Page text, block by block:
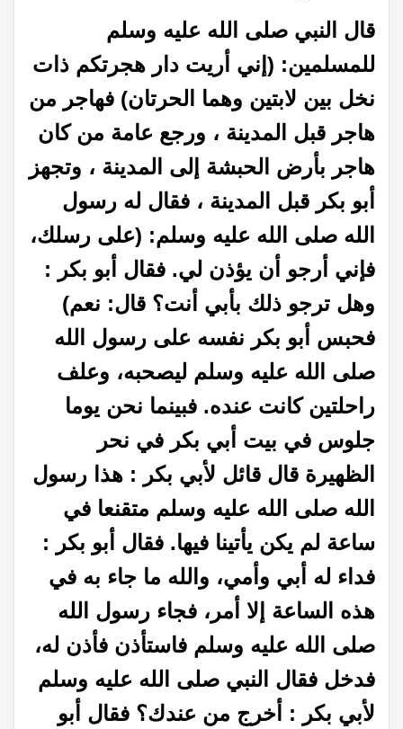
قال النبي صلى الله عليه وسلم
للمسلمين: (إني أريت دار هجرتكم ذات
نخل بين لابتين وهما الحرتان) فهاجر من
هاجر قبل المدينة ، ورجع عامة من كان
هاجر بأرض الحبشة إلى المدينة ، وتجهز
أبو بكر قبل المدينة ، فقال له رسول
الله صلى الله عليه وسلم: (على رسلك،
فإني أرجو أن يؤذن لي. فقال أبو بكر :
وهل ترجو ذلك بأبي أنت؟ قال: نعم)
فحبس أبو بكر نفسه على رسول الله
صلى الله عليه وسلم ليصحبه، وعلف
راحلتين كانت عنده. فبينما نحن يوما
جلوس في بيت أبي بكر في نحر
الظهيرة قال قائل لأبي بكر : هذا رسول
الله صلى الله عليه وسلم متقنعا في
ساعة لم يكن يأتينا فيها. فقال أبو بكر :
فداء له أبي وأمي، والله ما جاء به في
هذه الساعة إلا أمر، فجاء رسول الله
صلى الله عليه وسلم فاستأذن فأذن له،
فدخل فقال النبي صلى الله عليه وسلم
لأبي بكر : أخرج من عندك؟ فقال أبو